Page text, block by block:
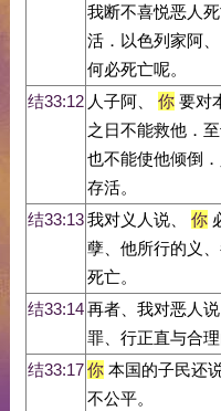
我断不喜悦恶人
活．以色列家阿、
何必死亡呢。
结33:12 人子阿、 你要对
之日不能救他．
也不能使他倾倒
存活。
结33:13我对义人说、 你
孽、他所行的义
死亡。
结33:14再者、我对恶人说
罪、行正直与合理
结33:17你本国的子民还
不公平。